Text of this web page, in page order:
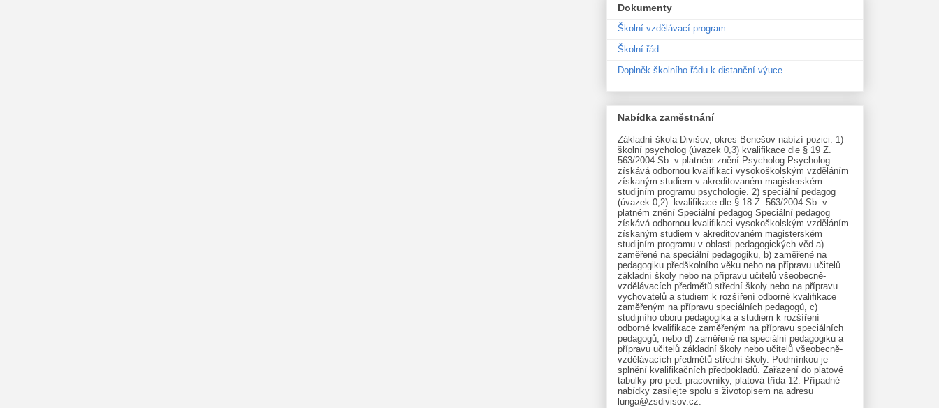
Dokumenty
Školní vzdělávací program
Školní řád
Doplněk školního řádu k distanční výuce
Nabídka zaměstnání
Základní škola Divišov, okres Benešov nabízí pozici: 1)
školní psycholog (úvazek 0,3) kvalifikace dle § 19 Z.
563/2004 Sb. v platném znění Psycholog Psycholog
získává odbornou kvalifikaci vysokoškolským vzděláním
získaným studiem v akreditovaném magisterském
studijním programu psychologie. 2) speciální pedagog
(úvazek 0,2). kvalifikace dle § 18 Z. 563/2004 Sb. v
platném znění Speciální pedagog Speciální pedagog
získává odbornou kvalifikaci vysokoškolským vzděláním
získaným studiem v akreditovaném magisterském
studijním programu v oblasti pedagogických věd a)
zaměřené na speciální pedagogiku, b) zaměřené na
pedagogiku předškolního věku nebo na přípravu učitelů
základní školy nebo na přípravu učitelů všeobecně-
vzdělávacích předmětů střední školy nebo na přípravu
vychovatelů a studiem k rozšíření odborné kvalifikace
zaměřeným na přípravu speciálních pedagogů, c)
studijního oboru pedagogika a studiem k rozšíření
odborné kvalifikace zaměřeným na přípravu speciálních
pedagogů, nebo d) zaměřené na speciální pedagogiku a
přípravu učitelů základní školy nebo učitelů všeobecně-
vzdělávacích předmětů střední školy. Podmínkou je
splnění kvalifikačních předpokladů. Zařazení do platové
tabulky pro ped. pracovníky, platová třída 12. Případné
nabídky zasílejte spolu s životopisem na adresu
lunga@zsdivisov.cz.